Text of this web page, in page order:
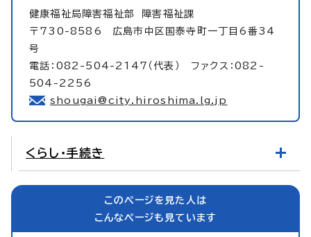
健康福祉局障害福祉部
障害福祉課
〒730-8586 広島市中区国泰寺町一丁目6番34
号
電話：082-504-2147（代表） ファクス：082-
504-2256
shougai@city.hiroshima.lg.jp
くらし・手続き
このページを見た人は
こんなページも見ています